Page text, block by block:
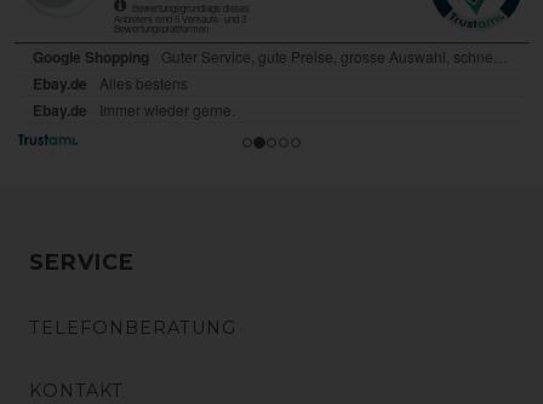
SERVICE
TELEFONBERATUNG
KONTAKT